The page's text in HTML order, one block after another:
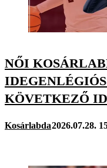
NŐI
KÖVETKEZŐ
Kosárlabda2026.07.28.